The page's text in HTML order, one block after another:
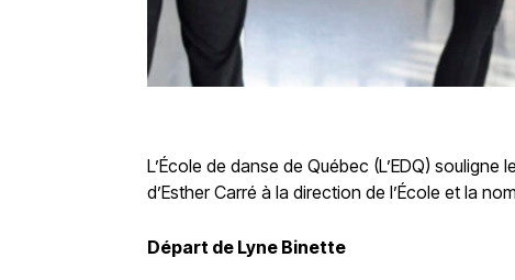
L’École de danse de Québec (L’EDQ)
d’Esther Carré à la direction de l’École et la
Départ de Lyne Binette